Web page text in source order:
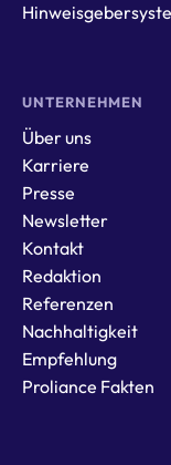
UNTERNEHMEN
Über uns
Karriere
Presse
Newsletter
Kontakt
Redaktion
Referenzen
Nachhaltigkeit
Empfehlung
Proliance Fakten